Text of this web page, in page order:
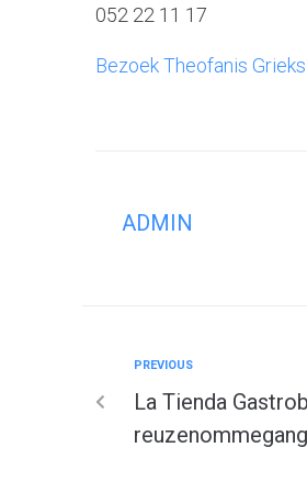
052 22 11 17
Bezoek Theofanis
ADMIN
PREVIOUS
La Tienda